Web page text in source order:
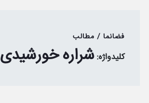
فضانما / مطالب
کلیدواژه: شراره خورشیدی